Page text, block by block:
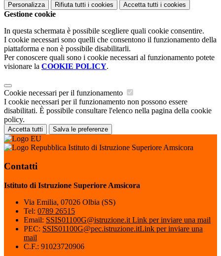
Personalizza Rifiuta tutti i cookies Accetta tutti i cookies
Gestione cookie
In questa schermata è possibile scegliere quali cookie consentire.
I cookie necessari sono quelli che consentono il funzionamento della
piattaforma e non è possibile disabilitarli.
Per conoscere quali sono i cookie necessari al funzionamento potete
visionare la COOKIE POLICY.
Cookie necessari per il funzionamento
I cookie necessari per il funzionamento non possono essere
disabilitati. È possibile consultare l'elenco nella pagina della cookie
policy.
Accetta tutti Salva le preferenze
Istituto di Istruzione Superiore Amsicora
Contatti
Istituto di Istruzione Superiore Amsicora
Via Emilia, 07026 Olbia (SS)
Tel: 0789 26515
Email: SSIS01100G@istruzione.it Link per inviare una mail
PEC: SSIS01100G@pec.istruzione.itLink per inviare una
mail
C.F.: 91023720906